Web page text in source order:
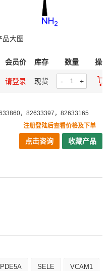
品大图
会员价 库存 数量 操作
请登录 现货 - +
，82633397，82633165
注册登陆后查看价格及下单
点击咨询 收藏产品
PDE5A SELE VCAM1